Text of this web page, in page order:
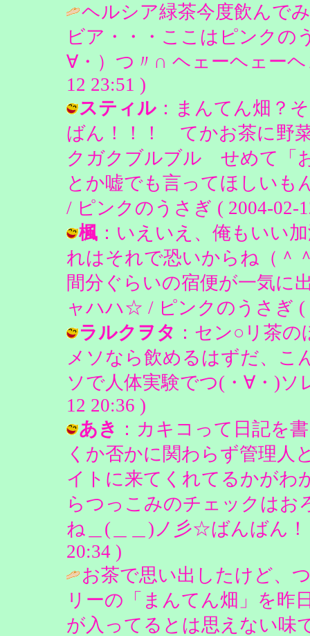
ヘルシア緑茶今度飲んで
ビア・・・ここはピンク
∀・）つ〃∩ ヘェーヘェーヘ
12 23:51 )
スティル：まんてん畑？
ばん！！！ てかお茶に野
クガクブルブル せめて「
とか嘘でも言ってほしい
/ ピンクのうさぎ ( 2004-02-
楓：いえいえ、俺もいい
れはそれで恐いからね（
間分ぐらいの宿便が一気に
ャハハ☆ / ピンクのうさぎ (
ラルクヲタ ：セン○リ茶
メソなら飲めるはずだ、こ
ソで人体実験でつ(・∀・)ソ
12 20:36 )
あき ：カキコって日記を
くか否かに関わらず管理人
イトに来てくれてるかがわ
らつっこみのチェックはお
ね＿(＿＿)ノ彡☆ばんばん！
20:34 )
お茶で思い出したけど、
リーの「まんてん畑」を昨
が入ってるとは思えない味